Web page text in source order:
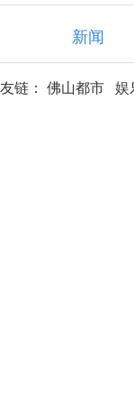
新闻
友链： 佛山都市 娱